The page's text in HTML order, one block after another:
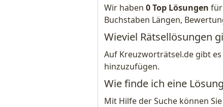
Wir haben 0 Top Lösungen für
Buchstaben Längen,
Wieviel Rätsellösungen
Auf Kreuzworträtsel.de gibt es
hinzuzufügen.
Wie finde ich eine
Mit Hilfe der Suche können